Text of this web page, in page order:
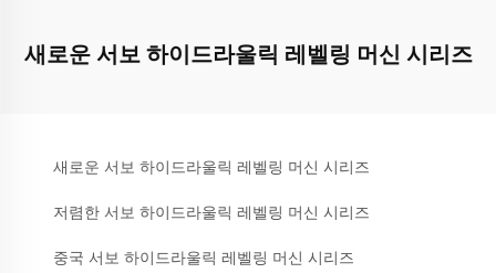
새로운 서보 하이드라울릭 레벨링 머신 시리즈
새로운 서보 하이드라울릭 레벨링 머신 시리즈
저렴한 서보 하이드라울릭 레벨링 머신 시리즈
중국 서보 하이드라울릭 레벨링 머신 시리즈